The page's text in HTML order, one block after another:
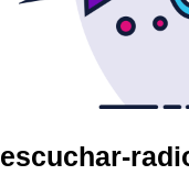
escuchar-